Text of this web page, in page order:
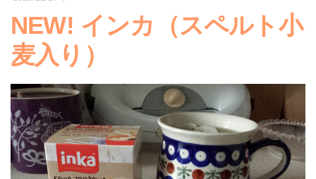
NEW! インカ（スペルト小
麦入り）